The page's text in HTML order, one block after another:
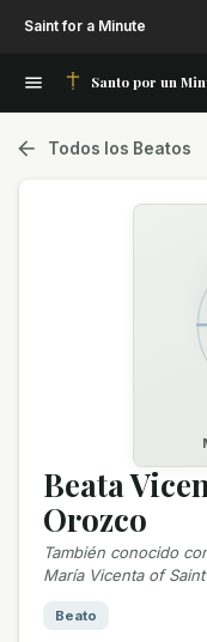
Saint for a Minute
Santo por un
Todos los Beatos
Beata
Orozco
También conocido
María Vicenta of
Beato